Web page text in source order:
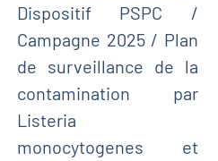
Dispositif PSPC /
Campagne 2025 / Plan
de surveillance de la
contamination par
Listeria
monocytogenes et